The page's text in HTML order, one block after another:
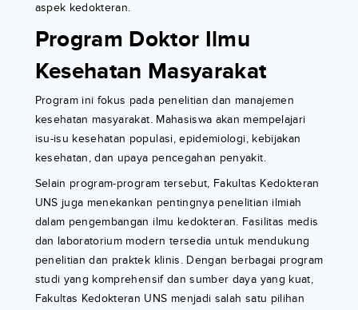
aspek kedokteran.
Program Doktor Ilmu
Kesehatan Masyarakat
Program ini fokus pada penelitian dan manajemen
kesehatan masyarakat. Mahasiswa akan mempelajari
isu-isu kesehatan populasi, epidemiologi, kebijakan
kesehatan, dan upaya pencegahan penyakit.
Selain program-program tersebut, Fakultas Kedokteran
UNS juga menekankan pentingnya penelitian ilmiah
dalam pengembangan ilmu kedokteran. Fasilitas medis
dan laboratorium modern tersedia untuk mendukung
penelitian dan praktek klinis. Dengan berbagai program
studi yang komprehensif dan sumber daya yang kuat,
Fakultas Kedokteran UNS menjadi salah satu pilihan